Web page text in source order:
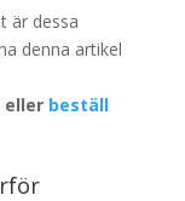
är dessa
denna artikel
eller beställ